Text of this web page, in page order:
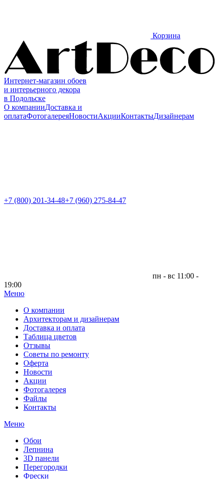
Корзина
Интернет-магазин обоев
и интерьерного декора
в Подольске
О компанииДоставка и
оплатаФотогалереяНовостиАкцииКонтактыДизайнерам
+7 (800) 201-34-48+7 (960) 275-84-47
пн - вс 11:00 -
19:00
Меню|
О компании
Архитекторам и дизайнерам
Доставка и оплата
Таблица цветов
Отзывы
Советы по ремонту
Оферта
Новости
Акции
Фотогалерея
Файлы
Контакты
Меню
Обои
Лепнина
3D панели
Перегородки
Фрески